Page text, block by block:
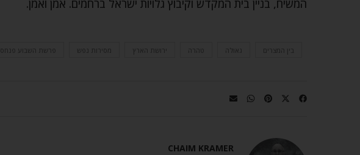
המשיח, בניין בית המקדש וקיבוץ גלויות ישראל ברחמים. אמן ואמן.
בין המצרים גאולה טהרה ירושת הארץ מסירות נפש פרשת השבוע פנחס
CHAIM KRAMER